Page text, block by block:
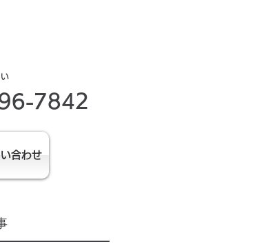
7842
合わせ